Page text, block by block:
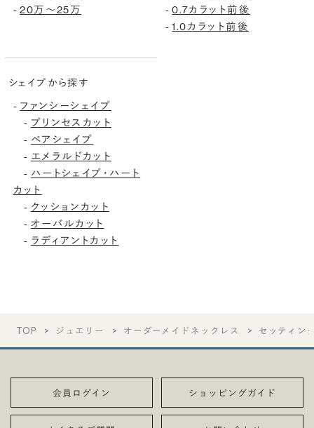
-20万〜25万
-0.7カラット前後
-1.0カラット前後
シェイプから探す
- ファンシーシェイプ
- プリンセスカット
- ペアシェイプ
- エメラルドカット
- ハートシェイプ・ハート
カット
- クッションカット
- オーバルカット
- ラディアントカット
TOP ジュエリー オーダーメイドネックレス セッティン
会員ログイン ショッピングガイド